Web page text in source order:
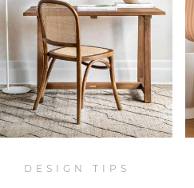
DESIGN TIPS